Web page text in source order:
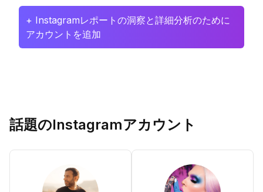
+ Instagramレポートの洞察と詳細分析のために
アカウントを追加
話題のInstagramアカウント